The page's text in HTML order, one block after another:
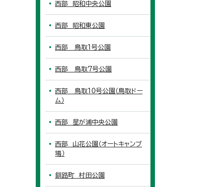
西部 昭和中央公園
西部 昭和東公園
西部 鳥取1号公園
西部 鳥取7号公園
西部 鳥取10号公園（鳥取ドー
ム）
西部 星が浦中央公園
西部 山花公園（オートキャンプ
場）
釧路町 村田公園